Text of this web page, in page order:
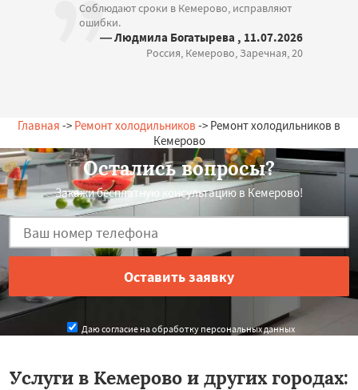
Соблюдают сроки в Кемерово, исправляют
ошибки.
— Людмила Богатырева , 11.07.2026
Россия, Кемерово, Заречная, 20
Главная -> Ремонт холодильников -> Ремонт холодильников в
Кемерово
Остались вопросы?
Закажи бесплатную консультацию в Кемерово!
Даю согласие на обработку персональных данных
Услуги в Кемерово и других городах: